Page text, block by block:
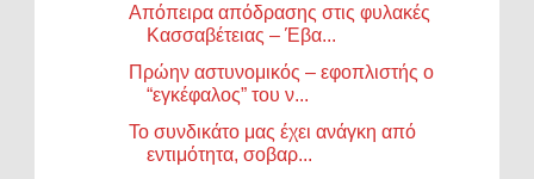
Απόπειρα απόδρασης στις φυλακές
Κασσαβέτειας – Έβα...
Πρώην αστυνομικός – εφοπλιστής ο
“εγκέφαλος” του ν...
Το συνδικάτο μας έχει ανάγκη από
εντιμότητα, σοβαρ...